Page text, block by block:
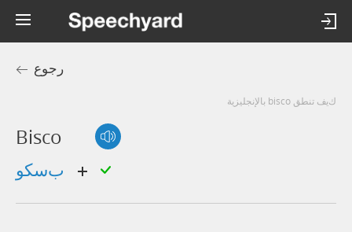
رجوع
كيف تنطق bisco بالإنجليزية
Bisco